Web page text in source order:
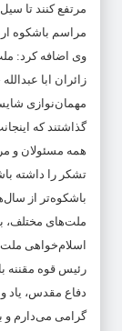
مرتفع کنند تا
مراسم باشکوه
وی اضافه کرد:
زائران ابا
مهمان‌نوازی
گذاشتند که
همه مسئولان و
تشکر را داشته
باشکوه‌تر از
ملت‌های مختلف،
اسلام‌خواهی
رئیس قوه مقننه
دفاع مقدس، یاد
گرامی می‌دارم و